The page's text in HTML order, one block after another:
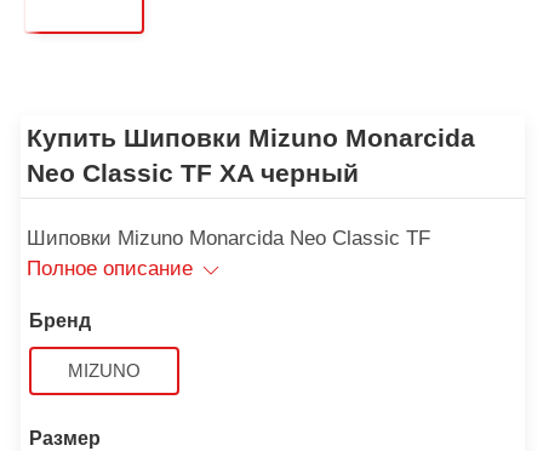
Купить Шиповки Mizuno Monarcida
Neo Classic TF XA черный
Шиповки Mizuno Monarcida Neo Classic TF
Полное описание
Бренд
MIZUNO
Размер